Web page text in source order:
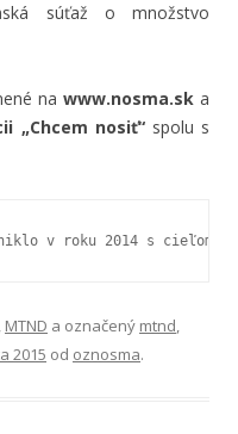
súťaž o množstvo
na www.nosma.sk a
„Chcem nosiť“spolu s
v roku 2014 s cieľom
, MTND a označený mtnd,
2015 od oznosma.